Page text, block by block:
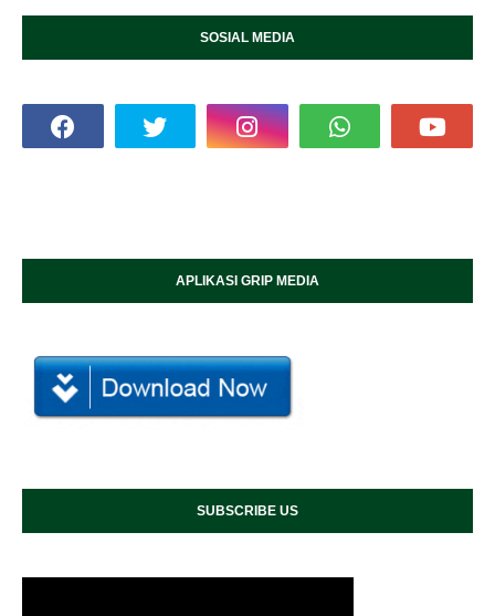
SOSIAL MEDIA
APLIKASI GRIP MEDIA
SUBSCRIBE US